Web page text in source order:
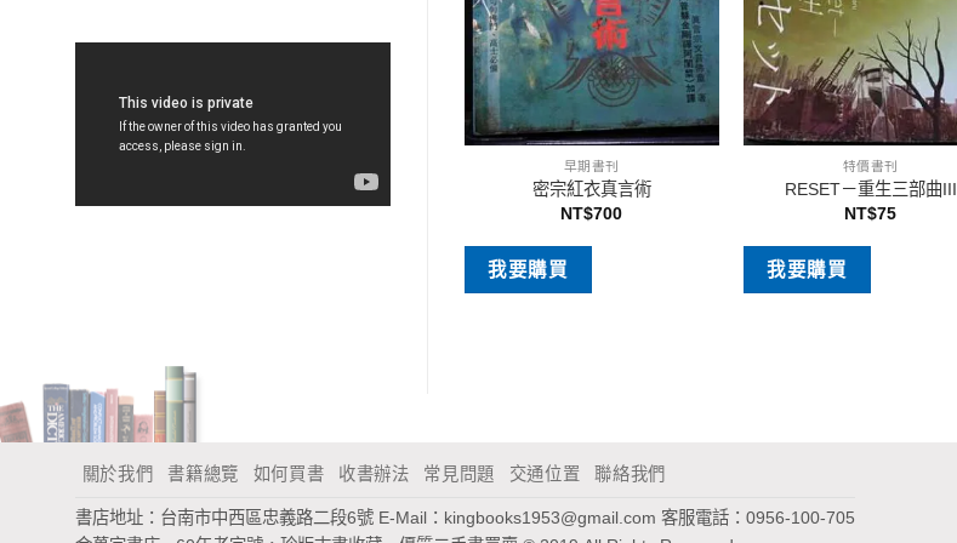
早期書刊
密宗紅衣真言術
NT$700
我要購買
特價書刊
RESET－重生三部曲III
NT$75
我要購買
被一隻狗撿到
關於我們 書籍總覽 如何買書 收書辦法 常見問題 交通位置 聯絡我們
書店地址：台南市中西區忠義路二段6號 E-Mail： kingbooks1953@gmail.com 客服電話：0956-100-705